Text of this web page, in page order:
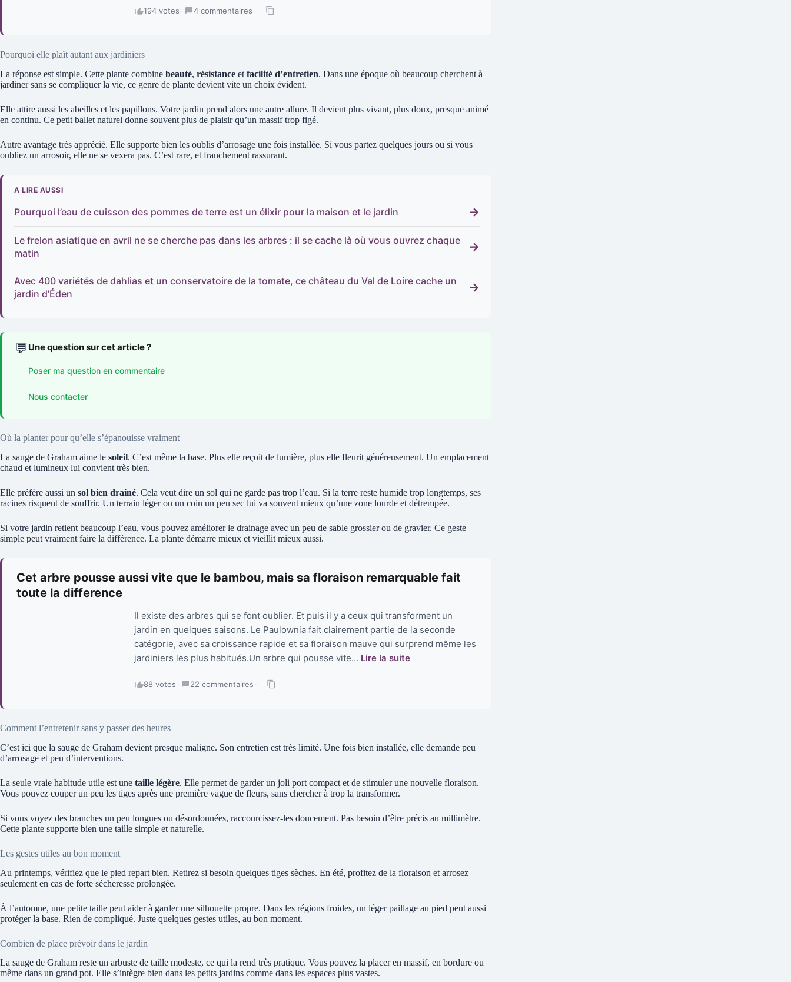
194 votes · 4 commentaires ·
Pourquoi elle plaît autant aux jardiniers
La réponse est simple. Cette plante combine beauté, résistance et facilité d’entretien. Dans une époque où beaucoup cherchent à
jardiner sans se compliquer la vie, ce genre de plante devient vite un choix évident.
Elle attire aussi les abeilles et les papillons. Votre jardin prend alors une autre allure. Il devient plus vivant, plus doux, presque animé
en continu. Ce petit ballet naturel donne souvent plus de plaisir qu’un massif trop figé.
Autre avantage très apprécié. Elle supporte bien les oublis d’arrosage une fois installée. Si vous partez quelques jours ou si vous
oubliez un arrosoir, elle ne se vexera pas. C’est rare, et franchement rassurant.
A LIRE AUSSI
Pourquoi l’eau de cuisson des pommes de terre est un élixir pour la maison et le jardin →
Le frelon asiatique en avril ne se cherche pas dans les arbres : il se cache là où vous ouvrez chaque
matin
→
Avec 400 variétés de dahlias et un conservatoire de la tomate, ce château du Val de Loire cache un
jardin d’Éden
→
💬 Une question sur cet article ?
Poser ma question en commentaire
Nous contacter
Où la planter pour qu’elle s’épanouisse vraiment
La sauge de Graham aime le soleil. C’est même la base. Plus elle reçoit de lumière, plus elle fleurit généreusement. Un emplacement
chaud et lumineux lui convient très bien.
Elle préfère aussi un sol bien drainé. Cela veut dire un sol qui ne garde pas trop l’eau. Si la terre reste humide trop longtemps, ses
racines risquent de souffrir. Un terrain léger ou un coin un peu sec lui va souvent mieux qu’une zone lourde et détrempée.
Si votre jardin retient beaucoup l’eau, vous pouvez améliorer le drainage avec un peu de sable grossier ou de gravier. Ce geste
simple peut vraiment faire la différence. La plante démarre mieux et vieillit mieux aussi.
Cet arbre pousse aussi vite que le bambou, mais sa floraison remarquable fait
toute la difference
Il existe des arbres qui se font oublier. Et puis il y a ceux qui transforment un
jardin en quelques saisons. Le Paulownia fait clairement partie de la seconde
catégorie, avec sa croissance rapide et sa floraison mauve qui surprend même les
jardiniers les plus habitués.Un arbre qui pousse vite... Lire la suite
88 votes · 22 commentaires ·
Comment l’entretenir sans y passer des heures
C’est ici que la sauge de Graham devient presque maligne. Son entretien est très limité. Une fois bien installée, elle demande peu
d’arrosage et peu d’interventions.
La seule vraie habitude utile est une taille légère. Elle permet de garder un joli port compact et de stimuler une nouvelle floraison.
Vous pouvez couper un peu les tiges après une première vague de fleurs, sans chercher à trop la transformer.
Si vous voyez des branches un peu longues ou désordonnées, raccourcissez-les doucement. Pas besoin d’être précis au millimètre.
Cette plante supporte bien une taille simple et naturelle.
Les gestes utiles au bon moment
Au printemps, vérifiez que le pied repart bien. Retirez si besoin quelques tiges sèches. En été, profitez de la floraison et arrosez
seulement en cas de forte sécheresse prolongée.
À l’automne, une petite taille peut aider à garder une silhouette propre. Dans les régions froides, un léger paillage au pied peut aussi
protéger la base. Rien de compliqué. Juste quelques gestes utiles, au bon moment.
Combien de place prévoir dans le jardin
La sauge de Graham reste un arbuste de taille modeste, ce qui la rend très pratique. Vous pouvez la placer en massif, en bordure ou
même dans un grand pot. Elle s’intègre bien dans les petits jardins comme dans les espaces plus vastes.